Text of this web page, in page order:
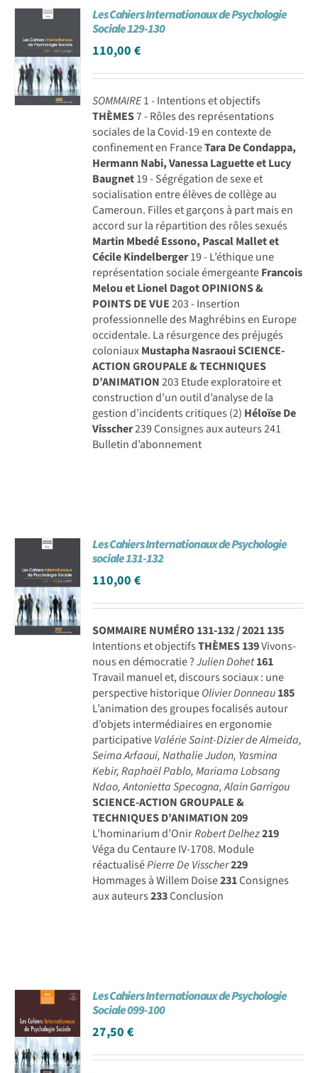
Achat en ligne
Panier WooCommerce
Les Cahiers Internationaux de Psychologie
Sociale 129-130
110,00€
SOMMAIRE1 - Intentions et objectifs
THÈMES7 - Rôles des représentations
sociales de la Covid-19 en contexte de
confinement en FranceTara De Condappa,
Hermann Nabi, Vanessa Laguette et Lucy
Baugnet19 - Ségrégation de sexe et
socialisation entre élèves de collège au
Cameroun. Filles et garçons à part mais en
accord sur la répartition des rôles sexués
Martin Mbedé Essono, Pascal Mallet et
Cécile Kindelberger19 - L’éthique une
représentation sociale émergeanteFrancois
Melou et Lionel DagotOPINIONS &
POINTS DE VUE203 - Insertion
professionnelle des Maghrébins en Europe
occidentale. La résurgence des préjugés
coloniauxMustapha NasraouiSCIENCE-
ACTION GROUPALE & TECHNIQUES
D’ANIMATION203 Etude exploratoire et
construction d’un outil d’analyse de la
gestion d’incidents critiques (2) Héloïse De
Visscher239 Consignes aux auteurs 241
Bulletin d’abonnement
Les Cahiers Internationaux de Psychologie
sociale 131-132
110,00€
SOMMAIRE NUMÉRO 131-132 / 2021135
Intentions et objectifsTHÈMES139Vivons-
nous en démocratie ?Julien Dohet161
Travail manuel et, discours sociaux : une
perspective historiqueOlivier Donneau185
L’animation des groupes focalisés autour
d’objets intermédiaires en ergonomie
participativeValérie Saint-Dizier de Almeida,
Seima Arfaoui, Nathalie Judon, Yasmina
Kebir, Raphaël Pablo, Mariama Lobsang
Ndao, Antonietta Specogna, Alain Garrigou
SCIENCE-ACTION GROUPALE &
TECHNIQUES D’ANIMATION209
L’hominarium d’OnirRobert Delhez219
Véga du Centaure IV-1708. Module
réactualiséPierre De Visscher229
Hommages à Willem Doise231Consignes
aux auteurs233Conclusion
Les Cahiers Internationaux de Psychologie
Sociale 099-100
27,50€